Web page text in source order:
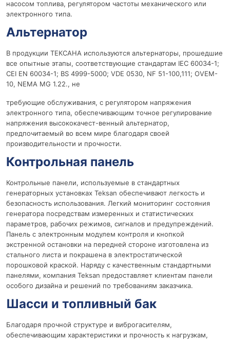
насосом топлива, регулятором частоты механического или
электронного типа.
Альтернатор
В продукции ТЕКСАНА используются альтернаторы, прошедшие
все опытные этапы, соответствующие стандартам IEC 60034-1;
CEI EN 60034-1; BS 4999-5000; VDE 0530, NF 51-100,111; OVEM-
10, NEMA MG 1.22., не
требующие обслуживания, с регулятором напряжения
электронного типа, обеспечивающим точное регулирование
напряжения высококачест-венный альтернатор,
предпочитаемый во всем мире благодаря своей
производительности и прочности.
Контрольная панель
Контрольные панели, используемые в стандартных
генераторных установках Teksan обеспечивают легкость и
безопасность использования. Легкий мониторинг состояния
генератора посредствам измеренных и статистических
параметров, рабочих режимов, сигналов и предупреждений.
Панель с электронным модулем контроля и кнопкой
экстренной остановки на передней стороне изготовлена из
стального листа и покрашена в электростатической
порошковой краской. Наряду с качественным стандартными
панелями, компания Teksan предоставляет клиентам панели
особого дизайна и решений по требованиям заказчика.
Шасси и топливный бак
Благодаря прочной структуре и виброгасителям,
обеспечивающим характеристики и прочность к нагрузкам,